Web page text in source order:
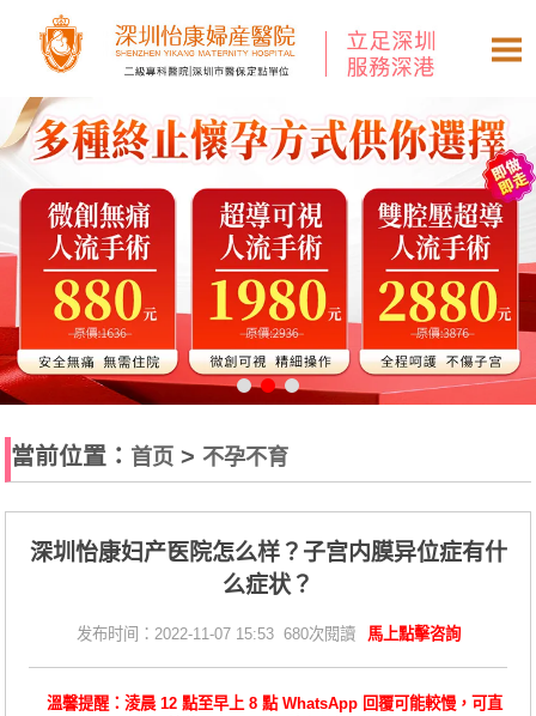
當前位置： 首页 > 不孕不育
深圳怡康妇产医院怎么样？子宫内膜异位症有什
么症状？
发布时间：2022-11-07 15:53 680次閱讀 馬上點擊咨詢
溫馨提醒：淩晨 12 點至早上 8 點 WhatsApp 回覆可能較慢，可直